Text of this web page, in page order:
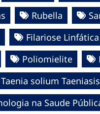
Rubella
Filariose Linfática
Poliomielite
Taenia solium
na Saude